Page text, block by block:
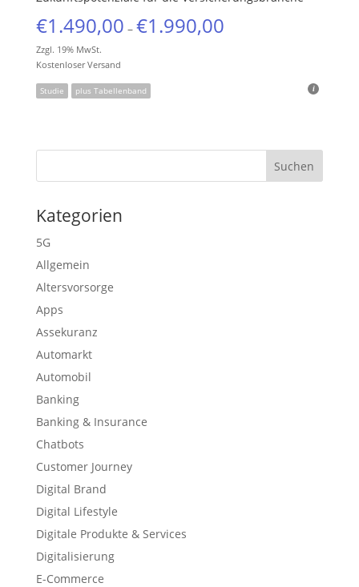
€1.490,00 – €1.990,00
Zzgl. 19% MwSt.
Kostenloser Versand
Studie plus Tabellenband
Kategorien
5G
Allgemein
Altersvorsorge
Apps
Assekuranz
Automarkt
Automobil
Banking
Banking & Insurance
Chatbots
Customer Journey
Digital Brand
Digital Lifestyle
Digitale Produkte & Services
Digitalisierung
E-Commerce